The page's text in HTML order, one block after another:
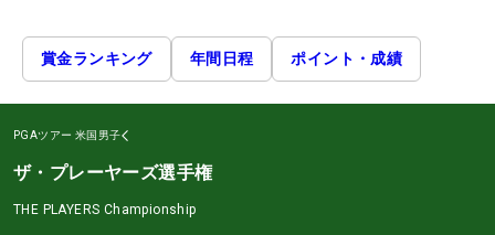
賞金ランキング 年間日程 ポイント・成績
PGAツアー 米国男子
ザ・プレーヤーズ選手権
THE PLAYERS Championship